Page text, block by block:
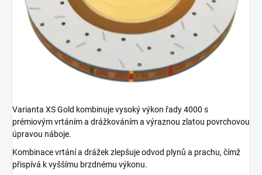
Varianta XS Gold kombinuje vysoký výkon řady 4000 s
prémiovým vrtáním a drážkováním a výraznou zlatou povrchovou
úpravou náboje.
Kombinace vrtání a drážek zlepšuje odvod plynů a prachu, čímž
přispívá k vyššímu brzdnému výkonu.